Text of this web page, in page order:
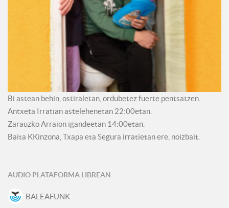
Bi astean behin, ostiraletan, ordubetez fuerte pentsatzen.
Antxeta Irratian astelehenetan 22:00etan.
Zarauzko Arraion igandeetan 14:00etan.
Baita KKinzona, Txapa eta Segura irratietan ere, noizbait.
AUDIO PLATAFORMA LIBREAN
BALEAFUNK